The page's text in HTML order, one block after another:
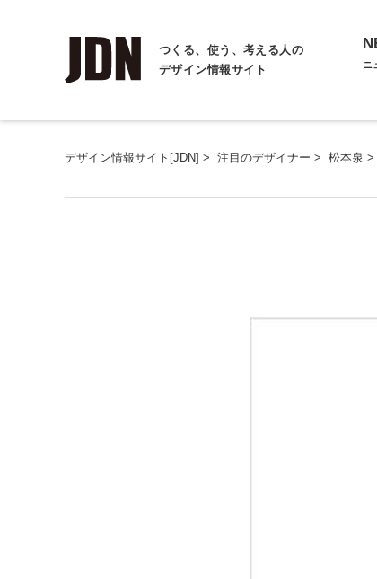
つくる、使う、考える人の
デザイン情報サイト
ニ
デザイン情報サイト[JDN] > 注目のデザイナー > 松本泉 >